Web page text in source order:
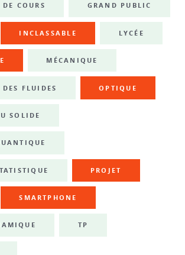
COURS GRAND PUBLIC
INCLASSABLE LYCÉE
MÉCANIQUE
FLUIDES OPTIQUE
SOLIDE
PROJET
SMARTPHONE
TP